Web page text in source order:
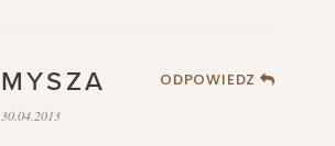
MYSZA ODPOWIEDZ
30.04.2013